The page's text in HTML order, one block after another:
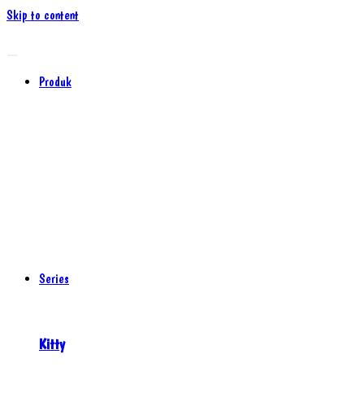
Skip to content
Produk
Series
Kitty